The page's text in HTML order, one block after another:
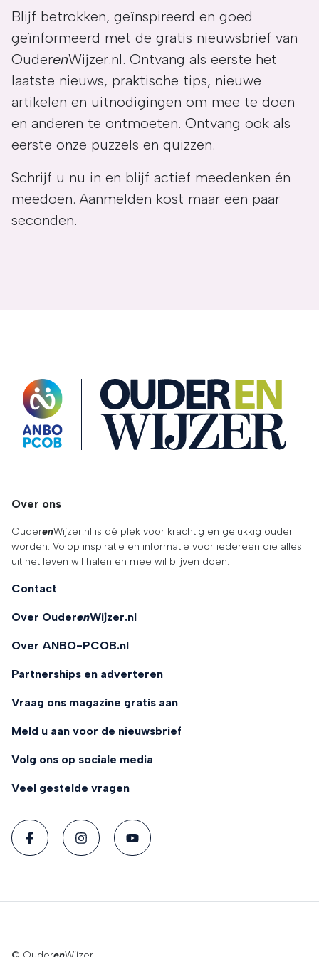
Blijf betrokken, geïnspireerd en goed
geïnformeerd met de gratis nieuwsbrief van
OuderenWijzer.nl. Ontvang als eerste het
laatste nieuws, praktische tips, nieuwe
artikelen en uitnodigingen om mee te doen
en anderen te ontmoeten. Ontvang ook als
eerste onze puzzels en quizzen.
Schrijf u nu in en blijf actief meedenken én
meedoen. Aanmelden kost maar een paar
seconden.
OuderENwijzer
Over ons
OuderenWijzer.nl is dé plek voor krachtig en gelukkig ouder
worden. Volop inspiratie en informatie voor iedereen die alles
uit het leven wil halen en mee wil blijven doen.
Contact
Over OuderenWijzer.nl
Over ANBO-PCOB.nl
Partnerships en adverteren
Vraag ons magazine gratis aan
Meld u aan voor de nieuwsbrief
Volg ons op sociale media
Veel gestelde vragen